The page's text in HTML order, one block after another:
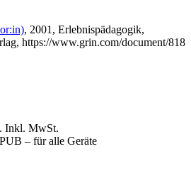
, 2001, Erlebnispädagogik,
https://www.grin.com/document/818
Inkl. MwSt.
– für alle Geräte